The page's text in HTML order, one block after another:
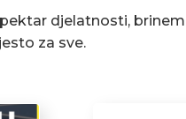
djelatnosti,
za sve.